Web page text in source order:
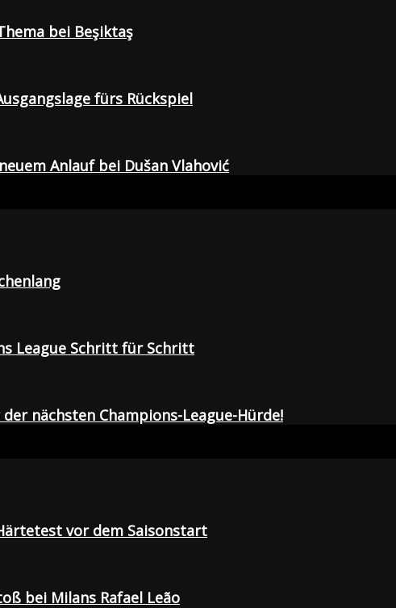
bei Beşiktaş
fürs Rückspiel
Anlauf bei Dušan Vlahović
League Schritt für Schritt
nächsten Champions-League-Hürde!
vor dem Saisonstart
bei Milans Rafael Leão